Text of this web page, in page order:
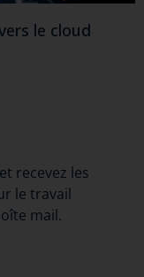
le cloud
recevez les
le travail
mail.